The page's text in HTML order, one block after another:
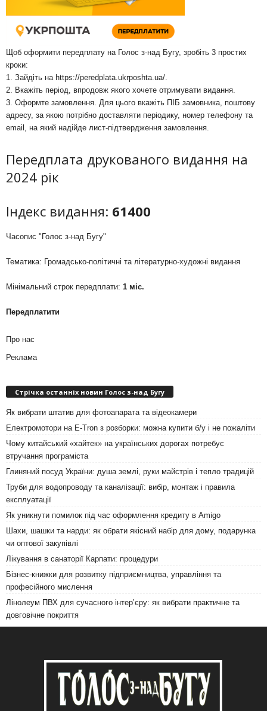
Щоб оформити передплату на Голос з-над Бугу, зробіть 3 простих
кроки:
1. Зайдіть на https://peredplata.ukrposhta.ua/
2. Вкажіть період, впродовж якого хочете отримувати видання.
3. Оформте замовлення. Для цього вкажіть ПІБ замовника, поштову
адресу, за якою потрібно доставляти періодику, номер телефону та
email, на який надійде лист-підтвердження замовлення.
Передплата друкованого видання на
2024 рік
Індекс видання: 61400
Часопис "Голос з-над Бугу"
Тематика: Громадсько-політичні та літературно-художні видання
Мінімальний строк передплати: 1 міс.
Передплатити
Про нас
Реклама
Стрічка останніх новин Голос з-над Бугу
Як вибрати штатив для фотоапарата та відеокамери
Електромотори на E-Tron з розборки: можна купити б/у і не пожаліти
Чому китайський «хайтек» на українських дорогах потребує
втручання програміста
Глиняний посуд України: душа землі, руки майстрів і тепло традицій
Труби для водопроводу та каналізації: вибір, монтаж і правила
експлуатації
Як уникнути помилок під час оформлення кредиту в Amigo
Шахи, шашки та нарди: як обрати якісний набір для дому, подарунка
чи оптової закупівлі
Лікування в санаторії Карпати: процедури
Бізнес-книжки для розвитку підприємництва, управління та
професійного мислення
Лінолеум ПВХ для сучасного інтер’єру: як вибрати практичне та
довговічне покриття